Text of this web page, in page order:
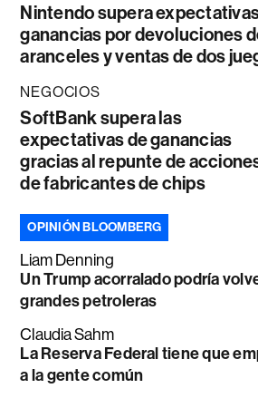
Nintendo supera
ganancias por devoluciones
aranceles y ventas de dos
NEGOCIOS
SoftBank supera las
expectativas de ganancias
gracias al repunte de
de fabricantes de chips
OPINIÓN BLOOMBERG
Liam Denning
Un Trump acorralado podría
grandes petroleras
Claudia Sahm
La Reserva Federal tiene que
a la gente común